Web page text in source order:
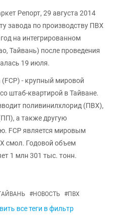
Репорт, 29 августа 2014
завода по производству ПВХ
на интегрированном
Тайвань) после проведения
19 июля.
- крупный мировой
штаб-квартирой в Тайване.
поливинилхлорид (ПВХ),
а также другую
FCP является мировым
смол. Годовой объем
1 млн 301 тыс. тонн.
#НОВОСТЬ #ПВХ
все теги в фильтр